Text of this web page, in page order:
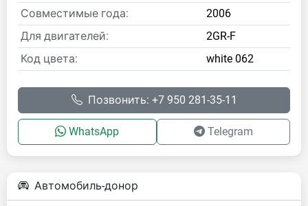
Совместимые года:
2006
Для двигателей:
2GR-F
Код цвета:
white 062
Позвонить: +7 950 281-35-11
WhatsApp Telegram
Автомобиль-донор